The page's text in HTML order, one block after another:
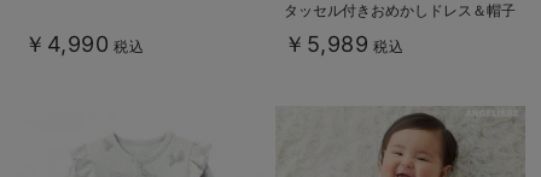
￥4,990 税込
タッセル付きおめかしドレス＆帽子
セット
￥5,989 税込